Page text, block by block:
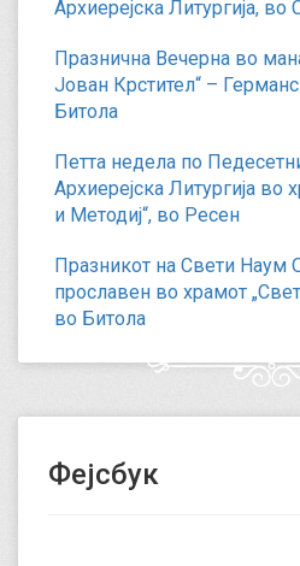
Архиерејска Литургија, во
Празнична Вечерна во
Јован Крстител“ –
Битола
Петта недела по
Архиерејска Литургија во
и Методиј“, во Ресен
Празникот на Свети Наум
прославен во храмот
во Битола
Фејсбук